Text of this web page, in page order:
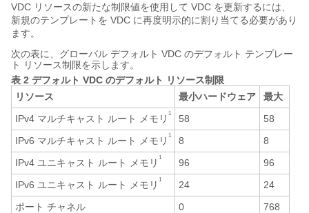
VDC リソースの新たな制限値を使用して VDC を更新するには、
新規のテンプレートを VDC に再度明示的に割り当てる必要があり
ます。
次の表に、グローバル デフォルト VDC のデフォルト テンプレー
ト リソース制限を示します。
表 2 デフォルト VDC のデフォルト リソース制限
リソース
最小ハードウェア
最大
IPv4 マルチキャスト ルート メモリ 1 58
58
IPv6 マルチキャスト ルート メモリ 1 8
8
IPv4 ユニキャスト ルート メモリ 1 96
96
IPv6 ユニキャスト ルート メモリ 1 24
24
ポート チャネル
0
768